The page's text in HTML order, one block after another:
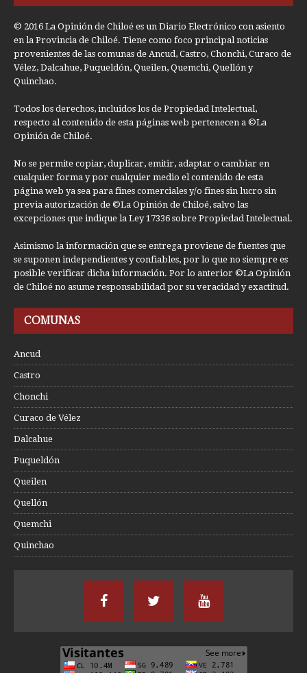
© 2016 La Opinión de Chiloé es un Diario Electrónico con asiento
en la Provincia de Chiloé. Tiene como foco principal noticias
provenientes de las comunas de Ancud, Castro, Chonchi, Curaco de
Vélez, Dalcahue, Puqueldón, Queilen, Quemchi, Quellón y
Quinchao.
Todos los derechos, incluidos los de Propiedad Intelectual,
respecto al contenido de esta páginas web pertenecen a ©La
Opinión de Chiloé.
No se permite copiar, duplicar, emitir, adaptar o cambiar en
cualquier forma y por cualquier medio el contenido de esta
página web ya sea para fines comerciales y/o fines sin lucro sin
previa autorización de ©La Opinión de Chiloé, salvo las
excepciones que indique la Ley 17336 sobre Propiedad Intelectual.
Asimismo la información que se entrega proviene de fuentes que
se suponen independientes y confiables, por lo que no siempre es
posible verificar dicha información. Por lo anterior ©La Opinión
de Chiloé no asume responsabilidad por su veracidad y exactitud.
COMUNAS
Ancud
Castro
Chonchi
Curaco de Vélez
Dalcahue
Puqueldón
Queilen
Quellón
Quemchi
Quinchao